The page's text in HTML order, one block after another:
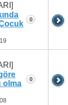
0
olma
0